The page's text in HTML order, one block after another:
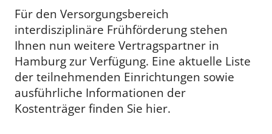
Für den Versorgungsbereich
interdisziplinäre Frühförderung stehen
Ihnen nun weitere Vertragspartner in
Hamburg zur Verfügung. Eine aktuelle Liste
der teilnehmenden Einrichtungen sowie
ausführliche Informationen der
Kostenträger finden Sie hier.